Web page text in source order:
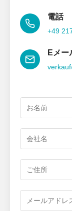
電話
+49
Eメー